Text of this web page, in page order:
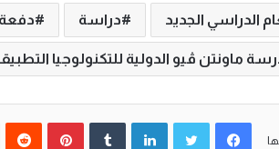
الدراسي الجديد دراسة
ماونتن ڤيو الدولية للتكنولوجيا
فيسبوك لينكدإن بينتيريست